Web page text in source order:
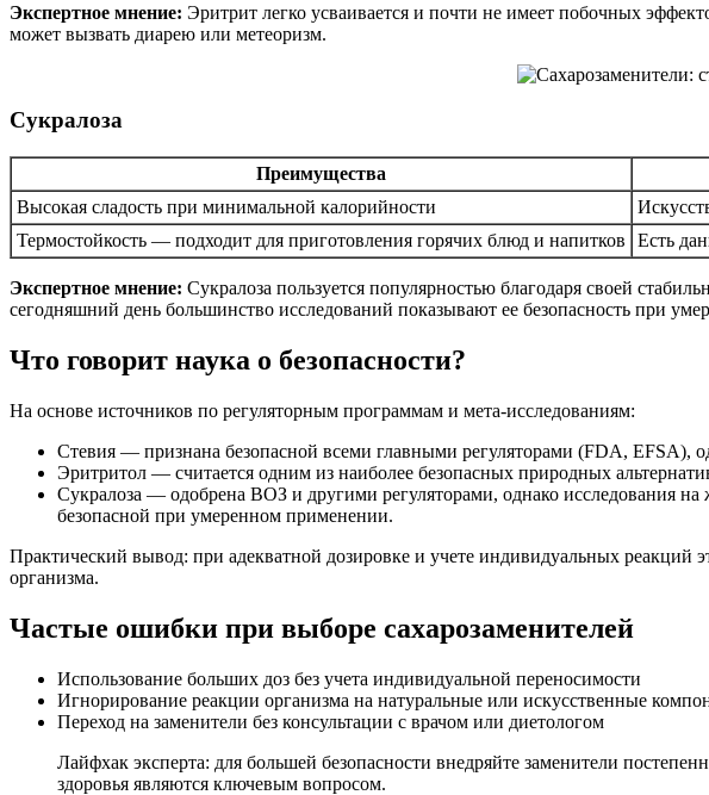
Экспертное мнение: Эритрит легко усваивается и почти не имеет побочных
может вызвать диарею или метеоризм.
Сукралоза
Преимущества
Высокая сладость при минимальной калорийности
Термостойкость — подходит для приготовления горячих блюд и напитков
Есть
Экспертное мнение: Сукралоза пользуется популярностью благодаря своей
сегодняшний день большинство исследований показывают ее безопасность при
Что говорит наука о безопасности?
На основе источников по регуляторным программам и мета-исследованиям:
Стевия — признана безопасной всеми главными регуляторами (FDA, EFSA),
Эритритол — считается одним из наиболее безопасных природных
Сукралоза — одобрена ВОЗ и другими регуляторами, однако исследования
безопасной при умеренном применении.
Практический вывод: при адекватной дозировке и учете индивидуальных реакций
организма.
Частые ошибки при выборе сахарозаменителей
Использование больших доз без учета индивидуальной переносимости
Игнорирование реакции организма на натуральные или искусственные
Переход на заменители без консультации с врачом или диетологом
Лайфхак эксперта: для большей безопасности внедряйте заменители
здоровья являются ключевым вопросом.